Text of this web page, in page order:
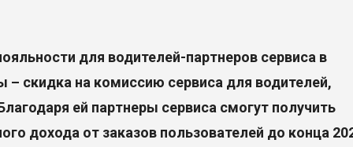
для водителей-партнеров сервиса в
скидка на комиссию сервиса для водителей,
ей партнеры сервиса смогут получить
дохода от заказов пользователей до конца